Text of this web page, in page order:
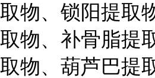
取物、锁阳提取
取物、补骨脂提
取物、葫芦巴提